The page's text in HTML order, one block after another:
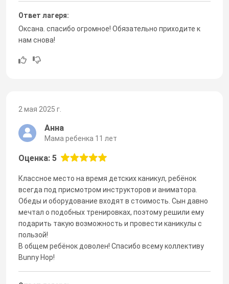
Ответ лагеря:
Оксана. спасибо огромное! Обязательно приходите к
нам снова!
2 мая 2025 г.
Анна
Мама ребенка 11 лет
Оценка: 5
Классное место на время детских каникул, ребёнок
всегда под присмотром инструкторов и аниматора.
Обеды и оборудование входят в стоимость. Сын давно
мечтал о подобных тренировках, поэтому решили ему
подарить такую возможность и провести каникулы с
пользой!
В общем ребёнок доволен! Спасибо всему коллективу
Bunny Hop!